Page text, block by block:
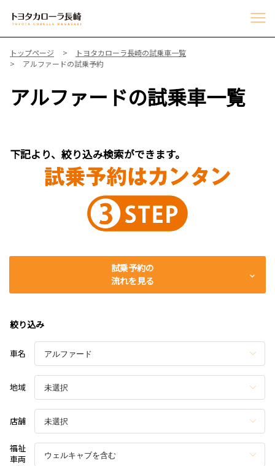
トップページ
トヨタカローラ長崎の試乗車一覧
アルファードの試乗予約
アルファードの試乗車一覧
下記より、絞り込み検索ができます。
試乗予約の
流れを見る
絞り込み
車名
地域
店舗
福祉
車両